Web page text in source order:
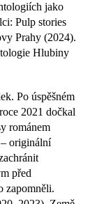
jako
Pulp stories
Prahy (2024).
Hlubiny
Po úspěšném
2021 dočkal
románem
originální
před
zapomněli.